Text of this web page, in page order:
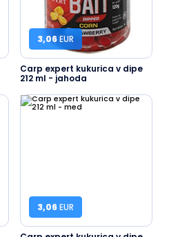
3,06EUR
Carp expert kukurica v dipe
212 ml - jahoda
3,06EUR